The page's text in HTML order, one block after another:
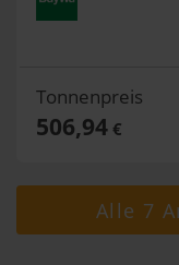
Tonnenpreis
506,94€
Alle 7